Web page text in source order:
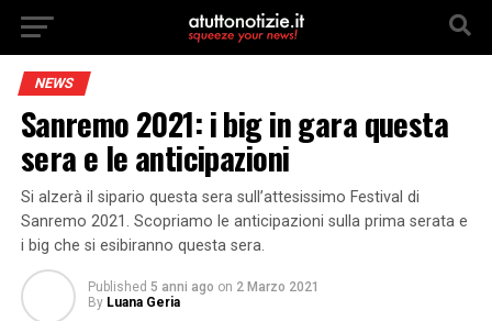
NEWS
Sanremo 2021: i big in gara questa
sera e le anticipazioni
Si alzerà il sipario questa sera sull’attesissimo Festival di
Sanremo 2021. Scopriamo le anticipazioni sulla prima serata e
i big che si esibiranno questa sera.
Published 5 anni ago on 2 Marzo 2021
By Luana Geria